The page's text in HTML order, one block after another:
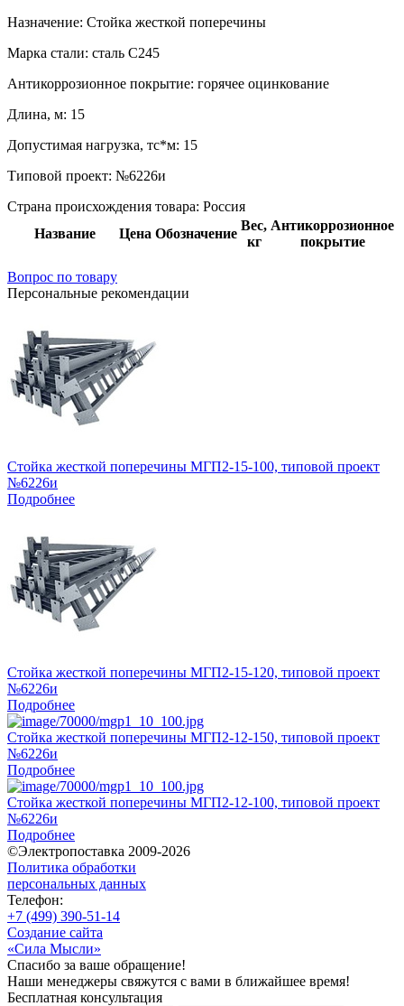
Назначение: Стойка жесткой поперечины
Марка стали: сталь С245
Антикоррозионное покрытие: горячее оцинкование
Длина, м: 15
Допустимая нагрузка, тс*м: 15
Типовой проект: №6226и
Страна происхождения товара: Россия
Название
Цена Обозначение
Вес,
кг
Антикоррозионное
покрытие
Вопрос по товару
Персональные рекомендации
Стойка жесткой поперечины МГП2-15-100, типовой проект
№6226и
Подробнее
Стойка жесткой поперечины МГП2-15-120, типовой проект
№6226и
Подробнее
Стойка жесткой поперечины МГП2-12-150, типовой проект
№6226и
Подробнее
Стойка жесткой поперечины МГП2-12-100, типовой проект
№6226и
Подробнее
©Электропоставка 2009-2026
Политика обработки
персональных данных
Телефон:
+7 (499) 390-51-14
Создание сайта
«Сила Мысли»
Спасибо за ваше обращение!
Наши менеджеры свяжутся с вами в ближайшее время!
Бесплатная консультация